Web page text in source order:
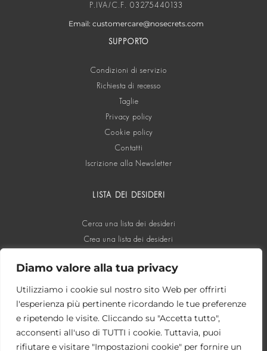
Diamo valore alla tua privacy
Utilizziamo i cookie sul nostro sito Web per offrirti
l'esperienza più pertinente ricordando le tue preferenze
e ripetendo le visite. Cliccando su "Accetta tutto",
acconsenti all'uso di TUTTI i cookie. Tuttavia, puoi
rifiutare e visitare "Impostazioni cookie" per fornire un
P.IVA/C.F. 03275440133
Email: customercare@nosecrets.com
SUPPORTO
Condizioni di servizio
Richiesta di recesso
Taglie
Privacy policy
Cookie policy
Contatti
Iscrizione alla Newsletter
LISTA DEI DESIDERI
Cerca una lista dei desideri
Crea una lista dei desideri
SOCIAL